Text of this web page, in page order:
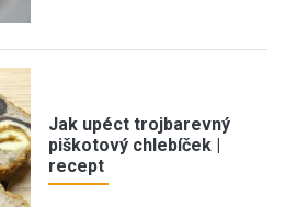
Jak upéct trojbarevný
piškotový chlebíček |
recept